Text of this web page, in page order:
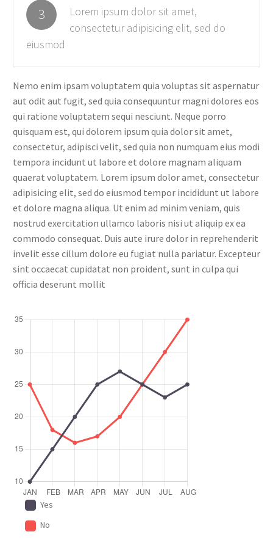
3
Lorem ipsum dolor sit amet,
consectetur adipisicing elit, sed do
eiusmod
Nemo enim ipsam voluptatem quia voluptas sit aspernatur
aut odit aut fugit, sed quia consequuntur magni dolores eos
qui ratione voluptatem sequi nesciunt. Neque porro
quisquam est, qui dolorem ipsum quia dolor sit amet,
consectetur, adipisci velit, sed quia non numquam eius modi
tempora incidunt ut labore et dolore magnam aliquam
quaerat voluptatem. Lorem ipsum dolor amet, consectetur
adipisicing elit, sed do eiusmod tempor incididunt ut labore
et dolore magna aliqua. Ut enim ad minim veniam, quis
nostrud exercitation ullamco laboris nisi ut aliquip ex ea
commodo consequat. Duis aute irure dolor in reprehenderit
invelit esse cillum dolore eu fugiat nulla pariatur. Excepteur
sint occaecat cupidatat non proident, sunt in culpa qui
officia deserunt mollit
Yes
No